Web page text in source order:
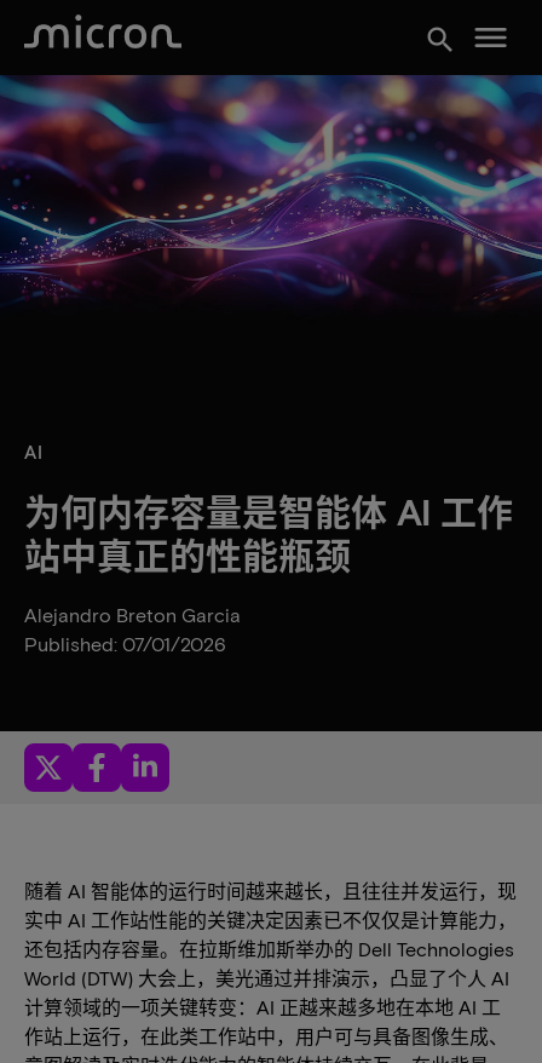
search menu
AI
为何内存容量是智能体 AI 工作
站中真正的性能瓶颈
Alejandro Breton Garcia
Published: 07/01/2026
随着 AI 智能体的运行时间越来越长，且往往并发运行，现
实中 AI 工作站性能的关键决定因素已不仅仅是计算能力，
还包括内存容量。在拉斯维加斯举办的 Dell Technologies
World (DTW) 大会上，美光通过并排演示，凸显了个人 AI
计算领域的一项关键转变：AI 正越来越多地在本地 AI 工
作站上运行，在此类工作站中，用户可与具备图像生成、